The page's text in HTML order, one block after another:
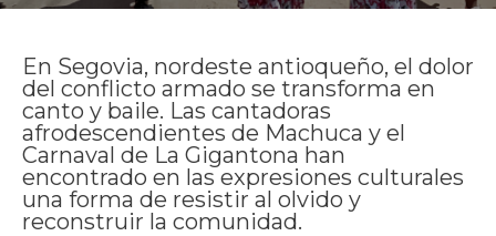
En Segovia, nordeste antioqueño, el dolor
del conflicto armado se transforma en
canto y baile. Las cantadoras
afrodescendientes de Machuca y el
Carnaval de La Gigantona han
encontrado en las expresiones culturales
una forma de resistir al olvido y
reconstruir la comunidad.